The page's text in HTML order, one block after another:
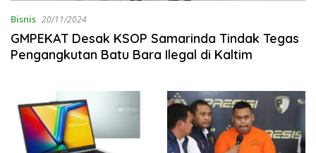
Bisnis 20/11/2024
GMPEKAT Desak KSOP Samarinda Tindak Tegas
Pengangkutan Batu Bara Ilegal di Kaltim